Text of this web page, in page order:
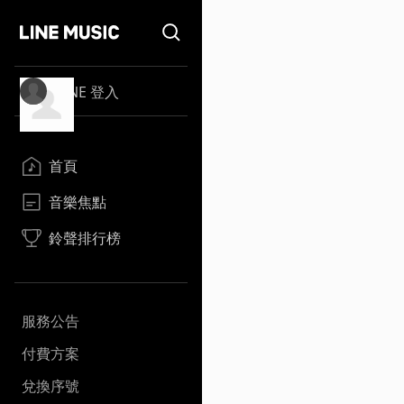
LINE 登入
首頁
音樂焦點
鈴聲排行榜
服務公告
付費方案
兌換序號